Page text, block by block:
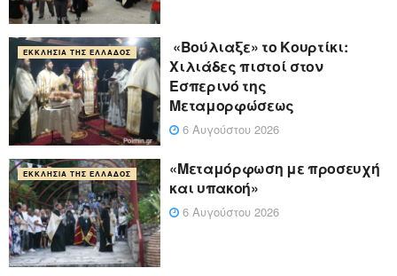
ΕΚΚΛΗΣΊΑ ΤΗΣ ΕΛΛΆΔΟΣ
«Βούλιαξε» το Κουρτίκι:
Χιλιάδες πιστοί στον
Εσπερινό της
Μεταμορφώσεως
6 Αυγούστου 2026
ΕΚΚΛΗΣΊΑ ΤΗΣ ΕΛΛΆΔΟΣ
«Μεταμόρφωση με προσευχή
και υπακοή»
6 Αυγούστου 2026